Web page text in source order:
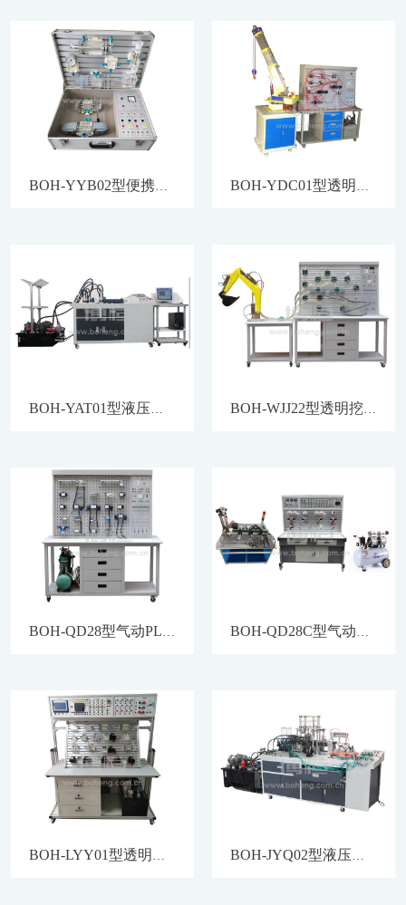
BOH-QD28型气动PLC控制实训装置 BOH-QD28C型气动机械手与PLC物料传输综合实训装置